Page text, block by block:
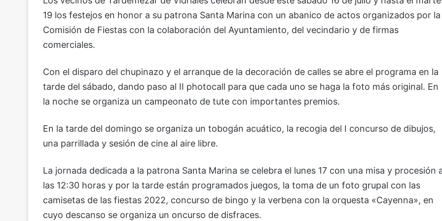
19 los festejos en honor a su patrona Santa Marina con un abanico de actos organizados por la
Comisión de Fiestas con la colaboración del Ayuntamiento, del vecindario y de firmas
comerciales.
Con el disparo del chupinazo y el arranque de la decoración de calles se abre el programa en la
tarde del sábado, dando paso al II photocall para que cada uno se haga la foto más original. En
la noche se organiza un campeonato de tute con importantes premios.
En la tarde del domingo se organiza un tobogán acuático, la recogia del I concurso de dibujos,
una parrillada y sesión de cine al aire libre.
La jornada dedicada a la patrona Santa Marina se celebra el lunes 17 con una misa y procesión
las 12:30 horas y por la tarde están programados juegos, la toma de un foto grupal con las
camisetas de las fiestas 2022, concurso de bingo y la verbena con la orquesta «Cayenna», en
cuyo descanso se organiza un oncurso de disfraces.